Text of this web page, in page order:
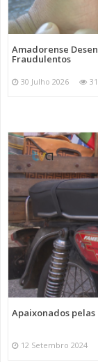
Amadorense
Fraudulentos
30 Julho 2026
Apaixonados pelas
12 Setembro 2024